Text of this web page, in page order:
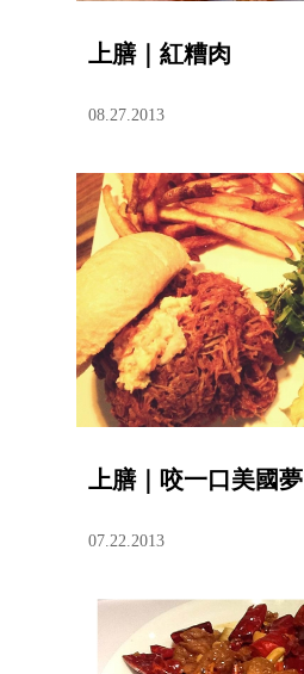
上膳｜紅糟肉
08.27.2013
上膳｜咬一口美國夢
07.22.2013